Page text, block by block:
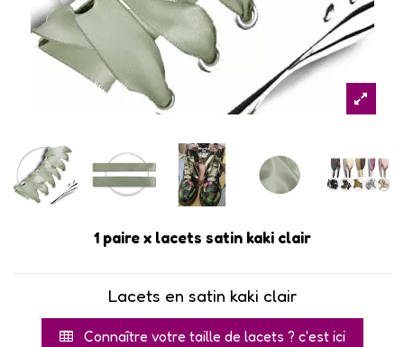
1 paire x lacets satin kaki clair
Lacets en satin kaki clair
Connaître votre taille de lacets ? c'est ici